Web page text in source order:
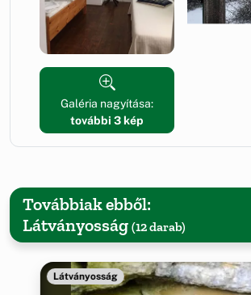
Galéria nagyítása:
további 3 kép
Továbbiak ebből:
Látványosság (12 darab)
Látványosság